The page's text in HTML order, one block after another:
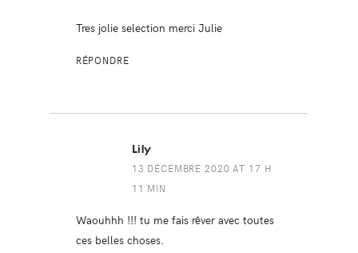
Tres jolie selection merci Julie
RÉPONDRE
Lily
13 DÉCEMBRE 2020 AT 17 H
11 MIN
Waouhhh !!! tu me fais rêver avec toutes
ces belles choses.